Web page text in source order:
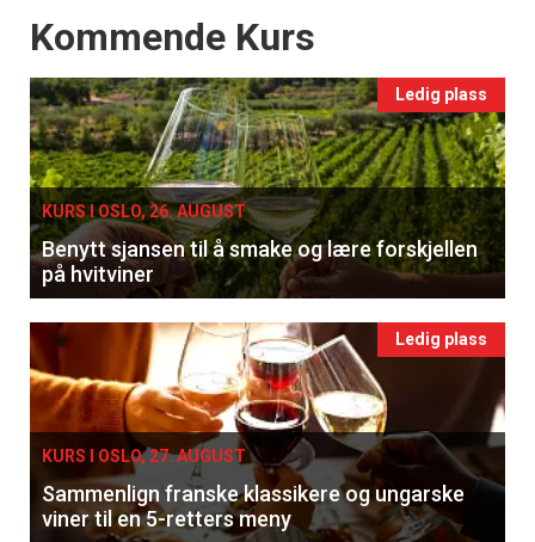
Events
Kommende Kurs
Ledig plass
KURS I OSLO, 26. AUGUST
Benytt sjansen til å smake og lære forskjellen
på hvitviner
Ledig plass
KURS I OSLO, 27. AUGUST
Sammenlign franske klassikere og ungarske
viner til en 5-retters meny